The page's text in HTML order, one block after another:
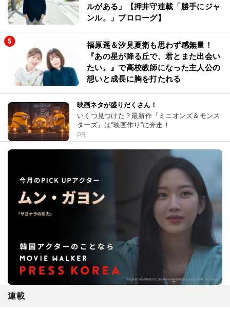
ルがある」【押井守連載「勝手にジャ
ンル。」プロローグ】
福原遥＆汐見夏衛も思わず感無量！
『あの星が降る丘で、君とまた出会い
たい。』で高校教師になった主人公の
想いと成長に胸を打たれる
映画ネタが盛りだくさん！
いくつ見つけた？最新作『ミニオンズ＆モンス
ターズ』は“映画作り”に奔走！
PR
連載